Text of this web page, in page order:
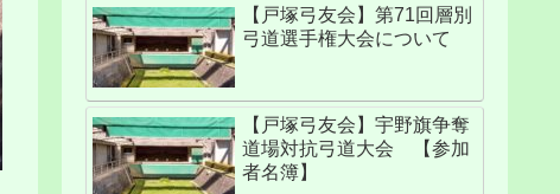
【戸塚弓友会】第71回層別
弓道選手権大会について
【戸塚弓友会】宇野旗争奪
道場対抗弓道大会 【参加
者名簿】